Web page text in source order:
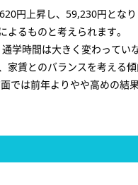
円上昇し、59,230円とな
るものと考えられます。
学時間は大きく変わってい
賃とのバランスを考える
は前年よりやや高めの結果